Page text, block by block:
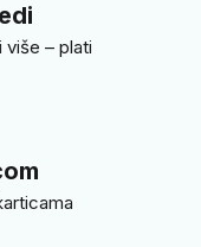
više – plati